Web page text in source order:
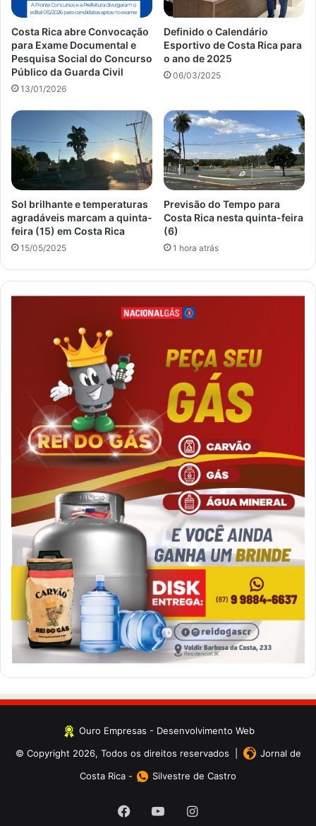
Costa Rica abre Convocação
para Exame Documental e
Pesquisa Social do Concurso
Público da Guarda Civil
13/01/2026
Definido o Calendário
Esportivo de Costa Rica para
o ano de 2025
06/03/2025
Sol brilhante e temperaturas
agradáveis marcam a quinta-
feira (15) em Costa Rica
15/05/2025
Previsão do Tempo para
Costa Rica nesta quinta-feira
(6)
1 hora atrás
Ouro Empresas - Desenvolvimento Web
© Copyright 2026, Todos os direitos reservados |
Jornal de
Costa Rica - Silvestre de Castro
Facebook
YouTubeInstagram